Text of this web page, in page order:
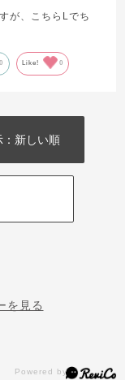
が、こちらLでち
0 Like! 0
：新しい順
を見る